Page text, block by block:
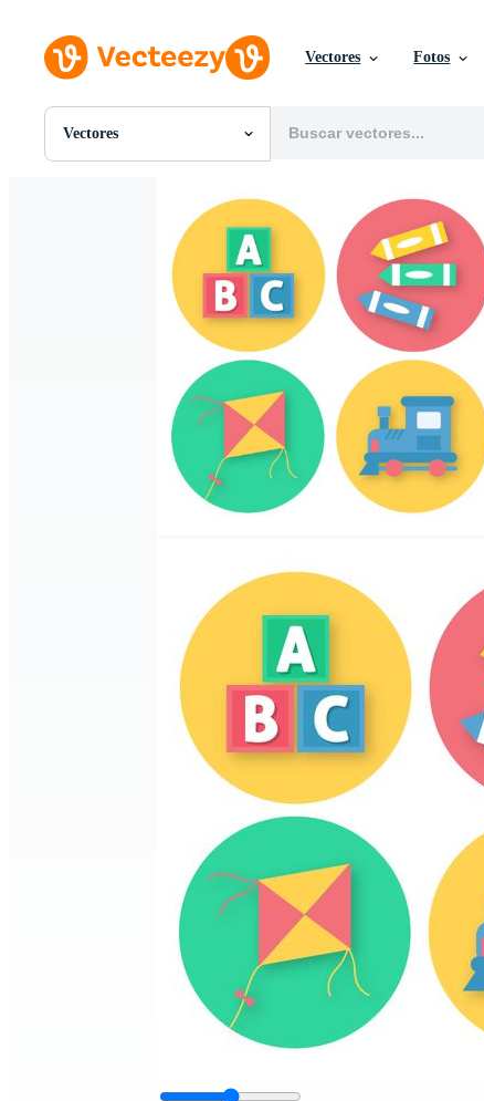
Vectores Fotos
Vectores
Todas Imágenes
Gráficos en Movimiento
Imágenes Editoriales
Eventos Editoriales